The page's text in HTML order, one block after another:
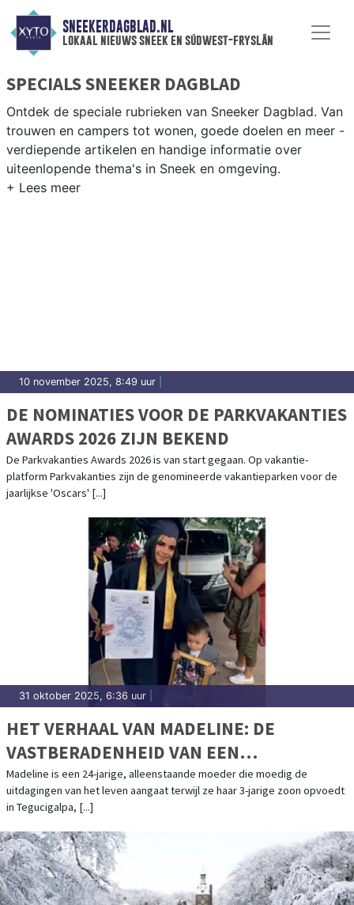
SNEEKERDAGBLAD.NL
lokaal nieuws sneek en súdwest-fryslân
SPECIALS SNEEKER DAGBLAD
Ontdek de speciale rubrieken van Sneeker Dagblad. Van
trouwen en campers tot wonen, goede doelen en meer -
verdiepende artikelen en handige informatie over
uiteenlopende thema's in Sneek en omgeving.
10 november 2025, 8:49 uur
DE NOMINATIES VOOR DE PARKVAKANTIES
AWARDS 2026 ZIJN BEKEND
De Parkvakanties Awards 2026 is van start gegaan. Op vakantie-
platform Parkvakanties zijn de genomineerde vakantieparken voor de
jaarlijkse 'Oscars' [...]
31 oktober 2025, 6:36 uur
HET VERHAAL VAN MADELINE: DE
VASTBERADENHEID VAN EEN
ALLEENSTAANDE MOEDER
Madeline is een 24-jarige, alleenstaande moeder die moedig de
uitdagingen van het leven aangaat terwijl ze haar 3-jarige zoon opvoedt
in Tegucigalpa, [...]